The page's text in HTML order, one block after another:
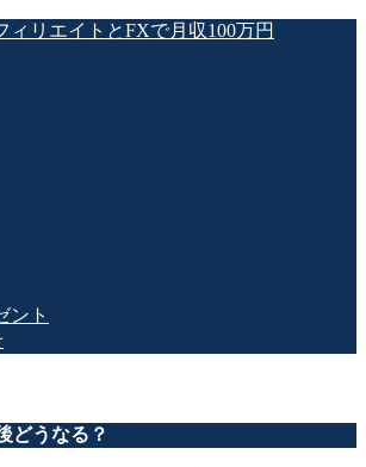
ィリエイトとFXで月収100万円
ント
どうなる？